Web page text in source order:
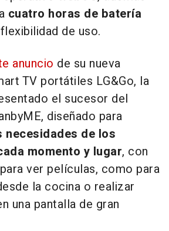
cuatro horas de batería
de uso.
anuncio de su nueva
TV portátiles LG&Go, la
el sucesor del
diseñado para
necesidades de los
momento y lugar, con
ver películas, como para
la cocina o realizar
una pantalla de gran